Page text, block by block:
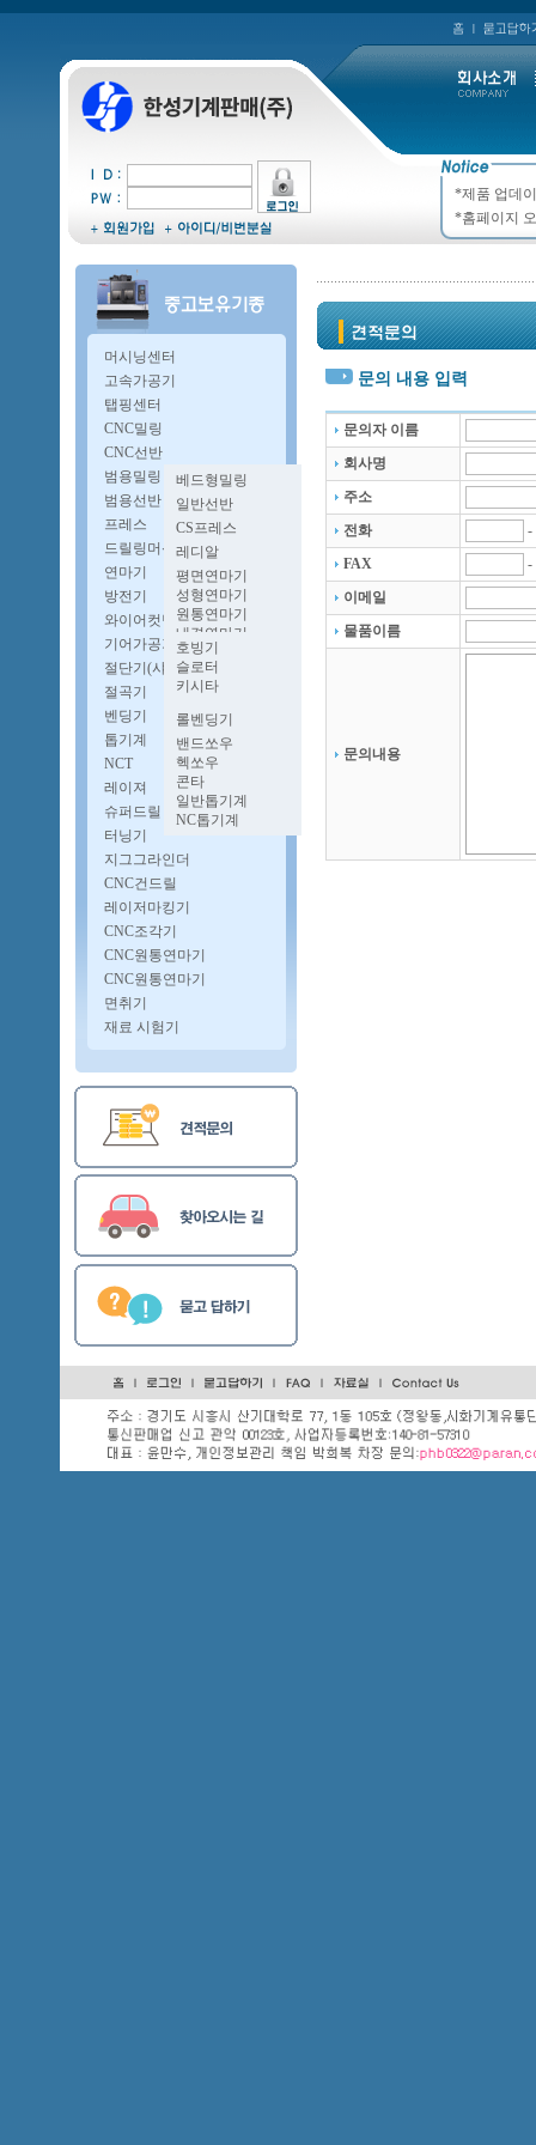
*제품 업데
*홈페이지
베드형밀링
복합밀링
A타입밀링
멍텅구리밀링
양두밀링
호리젠탈밀링
일반선반
오방구선반
벤치레스
프로콘
단능반
CS프레스
파워프레스
유압프레스
다이스포팅기
너클프레스
펨프레스
고속프레스
레디알
업라이트
자동탭핑기
보루방
CNC다축드릴
자동드릴기
평면연마기
성형연마기
원통연마기
내경연마기
로타리연마기
공구연마기
CNC원통연마기
CNC내경연마기
호빙기
슬로터
키시타
롤벤딩기
파이프벤딩기
밴드쏘우
헥쏘우
콘타
일반톱기계
NC톱기계
머시닝센터
고속가공기
탭핑센터
CNC밀링
CNC선반
범용밀링
범용선반
프레스
드릴링머신
연마기
방전기
와이어컷팅기
기어가공기
절단기(샤링기)
절곡기
벤딩기
톱기계
NCT
레이져
슈퍼드릴
터닝기
지그그라인더
CNC건드릴
레이저마킹기
CNC조각기
CNC원통연마기
CNC원통연마기
면취기
재료 시험기
문의 내용 입력
문의자 이름
회사명
주소
전화
-
FAX
-
이메일
물품이름
문의내용